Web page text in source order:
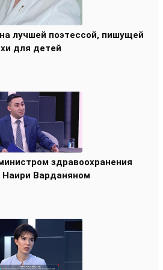
лучшей поэтессой, пишущей
для детей
здравоохранения
Наири Варданяном